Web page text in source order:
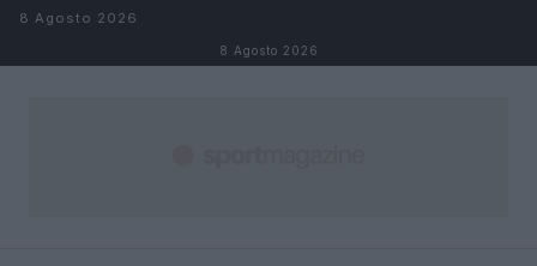
Salta al contenuto
8 Agosto 2026
8 Agosto 2026